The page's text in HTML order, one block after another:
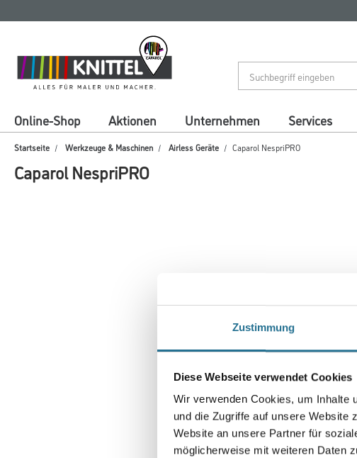
Zustimmung
Diese Webseite verwendet Cookies
Wir verwenden Cookies, um Inhalte
und die Zugriffe auf unsere Website
Website an unsere Partner für
möglicherweise mit weiteren Daten
springen
springen
Online-Shop Aktionen Unternehmen Services
Startseite Werkzeuge & Maschinen Airless Geräte Caparol NespriPRO
Caparol NespriPRO